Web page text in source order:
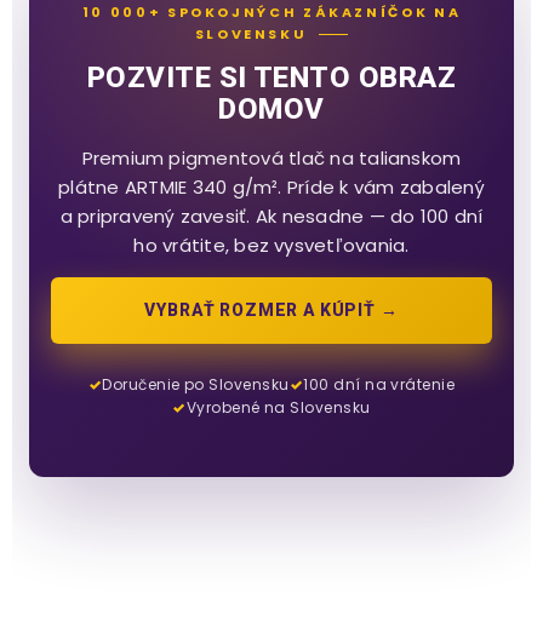
10 000+ SPOKOJNÝCH ZÁKAZNÍČOK NA
SLOVENSKU
POZVITE SI TENTO OBRAZ
DOMOV
Premium pigmentová tlač na talianskom
plátne ARTMIE 340 g/m². Príde k vám zabalený
a pripravený zavesiť. Ak nesadne — do 100 dní
ho vrátite, bez vysvetľovania.
VYBRAŤ ROZMER A KÚPIŤ →
Doručenie po Slovensku
100 dní na vrátenie
Vyrobené na Slovensku